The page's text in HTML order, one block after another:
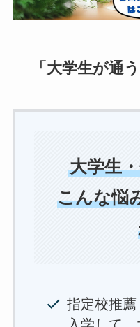
「大学生が通
大学生
こんな悩
指定校推